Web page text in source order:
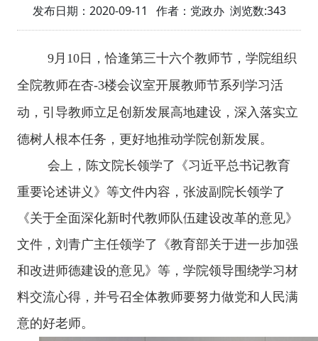
发布日期：2020-09-11 作者：党政办 浏览数:343
9 月 10日，恰逢第三十六个教师节，学院组织
全院教师在杏-3楼会议室开展教师节系列学习活
动，引导教师立足创新发展高地建设，深入落实立
德树人根本任务，更好地推动学院创新发展。
会上，陈文院长领学了《习近平总书记教育
重要论述讲义》等文件内容，张波副院长领学了
《关于全面深化新时代教师队伍建设改革的意见》
文件，刘青广主任领学了《教育部关于进一步加强
和改进师德建设的意见》等，学院领导围绕学习材
料交流心得，并号召全体教师要努力做党和人民满
意的好老师。